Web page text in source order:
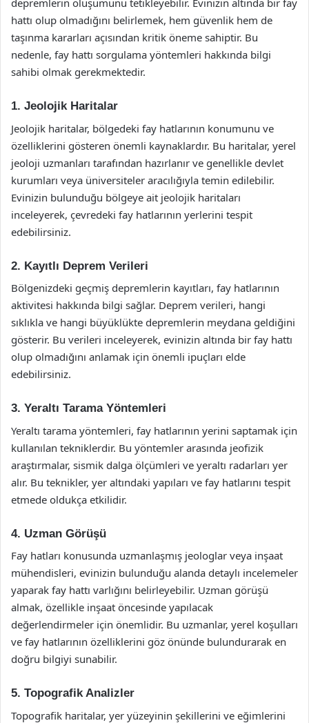
depremlerin oluşumunu tetikleyebilir. Evinizin altında bir fay
hattı olup olmadığını belirlemek, hem güvenlik hem de
taşınma kararları açısından kritik öneme sahiptir. Bu
nedenle, fay hattı sorgulama yöntemleri hakkında bilgi
sahibi olmak gerekmektedir.
1. Jeolojik Haritalar
Jeolojik haritalar, bölgedeki fay hatlarının konumunu ve
özelliklerini gösteren önemli kaynaklardır. Bu haritalar, yerel
jeoloji uzmanları tarafından hazırlanır ve genellikle devlet
kurumları veya üniversiteler aracılığıyla temin edilebilir.
Evinizin bulunduğu bölgeye ait jeolojik haritaları
inceleyerek, çevredeki fay hatlarının yerlerini tespit
edebilirsiniz.
2. Kayıtlı Deprem Verileri
Bölgenizdeki geçmiş depremlerin kayıtları, fay hatlarının
aktivitesi hakkında bilgi sağlar. Deprem verileri, hangi
sıklıkla ve hangi büyüklükte depremlerin meydana geldiğini
gösterir. Bu verileri inceleyerek, evinizin altında bir fay hattı
olup olmadığını anlamak için önemli ipuçları elde
edebilirsiniz.
3. Yeraltı Tarama Yöntemleri
Yeraltı tarama yöntemleri, fay hatlarının yerini saptamak için
kullanılan tekniklerdir. Bu yöntemler arasında jeofizik
araştırmalar, sismik dalga ölçümleri ve yeraltı radarları yer
alır. Bu teknikler, yer altındaki yapıları ve fay hatlarını tespit
etmede oldukça etkilidir.
4. Uzman Görüşü
Fay hatları konusunda uzmanlaşmış jeologlar veya inşaat
mühendisleri, evinizin bulunduğu alanda detaylı incelemeler
yaparak fay hattı varlığını belirleyebilir. Uzman görüşü
almak, özellikle inşaat öncesinde yapılacak
değerlendirmeler için önemlidir. Bu uzmanlar, yerel koşulları
ve fay hatlarının özelliklerini göz önünde bulundurarak en
doğru bilgiyi sunabilir.
5. Topografik Analizler
Topografik haritalar, yer yüzeyinin şekillerini ve eğimlerini